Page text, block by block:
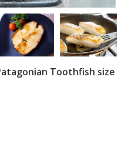
Toothfish size